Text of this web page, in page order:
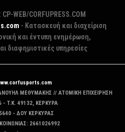
WEB/CORFUPRESS.COM
- Κατασκευή και διαχείριση
και έντυπη ενημέρωση,
διαφημιστικές υπηρεσίες
ΜΕΘΥΜΑΚΗΣ // ΑΤΟΜΙΚΗ ΕΠΙΧΕΙΡΗΣΗ
- T.K. 49132, ΚΕΡΚΥΡΑ
- ΔΟΥ ΚΕΡΚΥΡΑΣ
2661026992